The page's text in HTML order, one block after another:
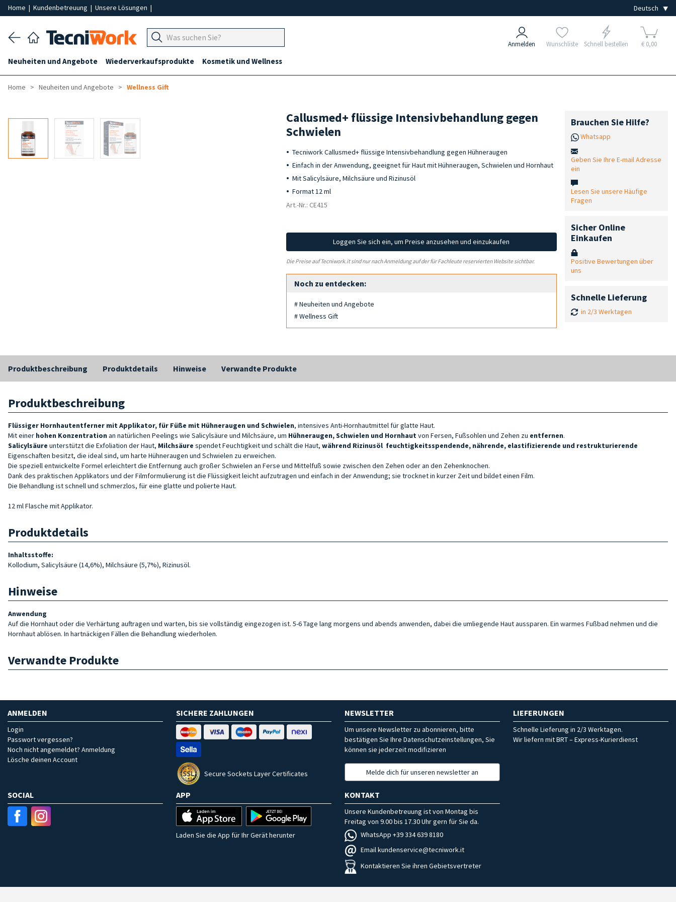
Home | Kundenbetreuung | Unsere Lösungen |
Anmelden Wunschliste Schnell bestellen € 0,00
Neuheiten und Angebote Wiederverkaufsprodukte Kosmetik und Wellness
Home Neuheiten und Angebote Wellness Gift
-50%
Callusmed+ flüssige Intensivbehandlung gegen
Schwielen
Tecniwork Callusmed+ flüssige Intensivbehandlung gegen Hühneraugen
Einfach in der Anwendung, geeignet für Haut mit Hühneraugen, Schwielen und Hornhaut
Mit Salicylsäure, Milchsäure und Rizinusöl
Format 12 ml
Art.-Nr.: CE415
Loggen Sie sich ein, um Preise anzusehen und einzukaufen
Die Preise auf Tecniwork.it sind nur nach Anmeldung auf der für Fachleute reservierten Website sichtbar.
Noch zu entdecken:
# Neuheiten und Angebote
# Wellness Gift
Brauchen Sie Hilfe?
Whatsapp
Geben Sie Ihre E-mail Adresse
ein
Lesen Sie unsere Häufige
Fragen
Sicher Online
Einkaufen
Positive Bewertungen über
uns
Schnelle Lieferung
in 2/3 Werktagen
Produktbeschreibung Produktdetails Hinweise Verwandte Produkte
Produktbeschreibung
Flüssiger Hornhautentferner mit Applikator, für Füße mit Hühneraugen und Schwielen, intensives Anti-Hornhautmittel für glatte Haut.
Mit einer hohen Konzentration an natürlichen Peelings wie Salicylsäure und Milchsäure, um Hühneraugen, Schwielen und Hornhautvon Fersen, Fußsohlen und Zehen zu entfernen.
Salicylsäure unterstützt die Exfoliation der Haut, Milchsäure spendet Feuchtigkeit und schält die Haut, während Rizinusöl feuchtigkeitsspendende, nährende, elastifizierende und restrukturierende
Eigenschaften besitzt, die ideal sind, um harte Hühneraugen und Schwielen zu erweichen.
Die speziell entwickelte Formel erleichtert die Entfernung auch großer Schwielen an Ferse und Mittelfuß sowie zwischen den Zehen oder an den Zehenknochen.
Dank des praktischen Applikators und der Filmformulierung ist die Flüssigkeit leicht aufzutragen und einfach in der Anwendung; sie trocknet in kurzer Zeit und bildet einen Film.
Die Behandlung ist schnell und schmerzlos, für eine glatte und polierte Haut.
12 ml Flasche mit Applikator.
Produktdetails
Inhaltsstoffe:
Kollodium, Salicylsäure (14,6%), Milchsäure (5,7%), Rizinusöl.
Hinweise
Anwendung
Auf die Hornhaut oder die Verhärtung auftragen und warten, bis sie vollständig eingezogen ist. 5-6 Tage lang morgens und abends anwenden, dabei die umliegende Haut aussparen. Ein warmes Fußbad nehmen und die
Hornhaut ablösen. In hartnäckigen Fällen die Behandlung wiederholen.
Verwandte Produkte
ANMELDEN
Login
Passwort vergessen?
Noch nicht angemeldet? Anmeldung
Lösche deinen Account
SICHERE ZAHLUNGEN
Secure Sockets Layer Certificates
NEWSLETTER
Um unsere Newsletter zu abonnieren, bitte
bestätigen Sie Ihre Datenschutzeinstellungen, Sie
können sie jederzeit modifizieren
Melde dich für unseren newsletter an
LIEFERUNGEN
Schnelle Lieferung in 2/3 Werktagen.
Wir liefern mit BRT – Express-Kurierdienst
SOCIAL APP
Laden Sie die App für Ihr Gerät herunter
KONTAKT
Unsere Kundenbetreuung ist von Montag bis
Freitag von 9.00 bis 17.30 Uhr gern für Sie da.
WhatsApp +39 334 639 8180
Email kundenservice@tecniwork.it
Kontaktieren Sie ihren Gebietsvertreter